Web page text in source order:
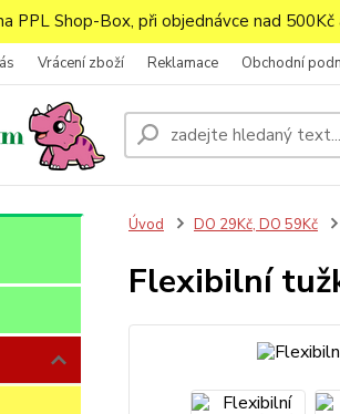
PPL Shop-Box, při objednávce nad
Vrácení zboží Reklamace Obchodní
Úvod DO 29Kč, DO 59Kč
Flexibilní